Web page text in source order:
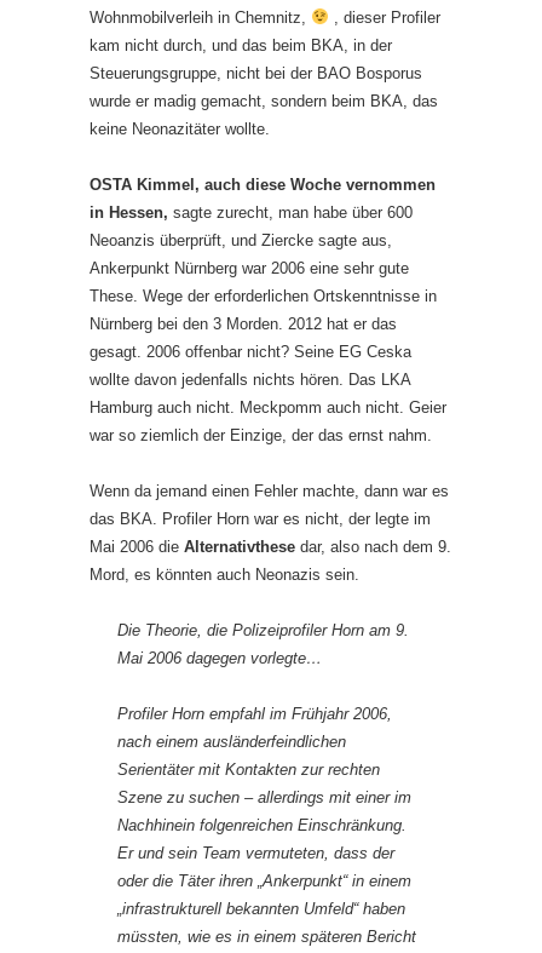
Wohnmobilverleih in Chemnitz,
, dieser Profiler
kam nicht durch, und das beim BKA, in der
Steuerungsgruppe, nicht bei der BAO Bosporus
wurde er madig gemacht, sondern beim BKA, das
keine Neonazitäter wollte.
OSTA Kimmel, auch diese Woche vernommen
in Hessen, sagte zurecht, man habe über 600
Neoanzis überprüft, und Ziercke sagte aus,
Ankerpunkt Nürnberg war 2006 eine sehr gute
These. Wege der erforderlichen Ortskenntnisse in
Nürnberg bei den 3 Morden. 2012 hat er das
gesagt. 2006 offenbar nicht? Seine EG Ceska
wollte davon jedenfalls nichts hören. Das LKA
Hamburg auch nicht. Meckpomm auch nicht. Geier
war so ziemlich der Einzige, der das ernst nahm.
Wenn da jemand einen Fehler machte, dann war es
das BKA. Profiler Horn war es nicht, der legte im
Mai 2006 die Alternativthese dar, also nach dem 9.
Mord, es könnten auch Neonazis sein.
Die Theorie, die Polizeiprofiler Horn am 9.
Mai 2006 dagegen vorlegte…
Profiler Horn empfahl im Frühjahr 2006,
nach einem ausländerfeindlichen
Serientäter mit Kontakten zur rechten
Szene zu suchen – allerdings mit einer im
Nachhinein folgenreichen Einschränkung.
Er und sein Team vermuteten, dass der
oder die Täter ihren „Ankerpunkt“ in einem
„infrastrukturell bekannten Umfeld“ haben
müssten, wie es in einem späteren Bericht